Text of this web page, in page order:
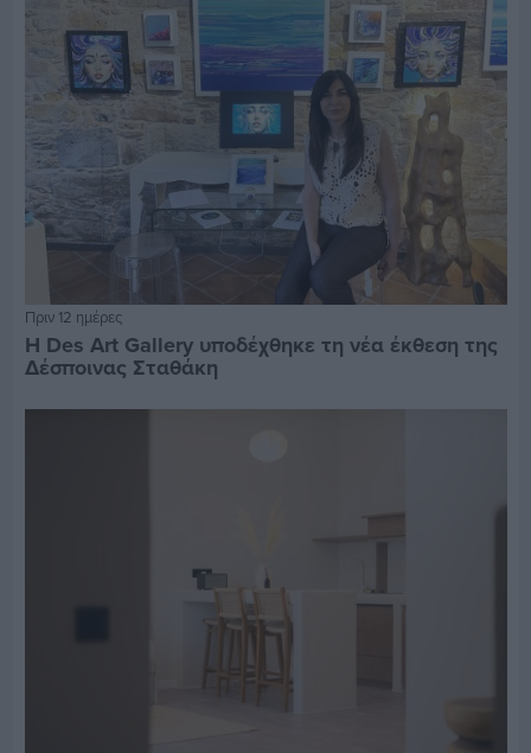
Πριν 12 ημέρες
Η Des Art Gallery υποδέχθηκε τη νέα έκθεση της
Δέσποινας Σταθάκη